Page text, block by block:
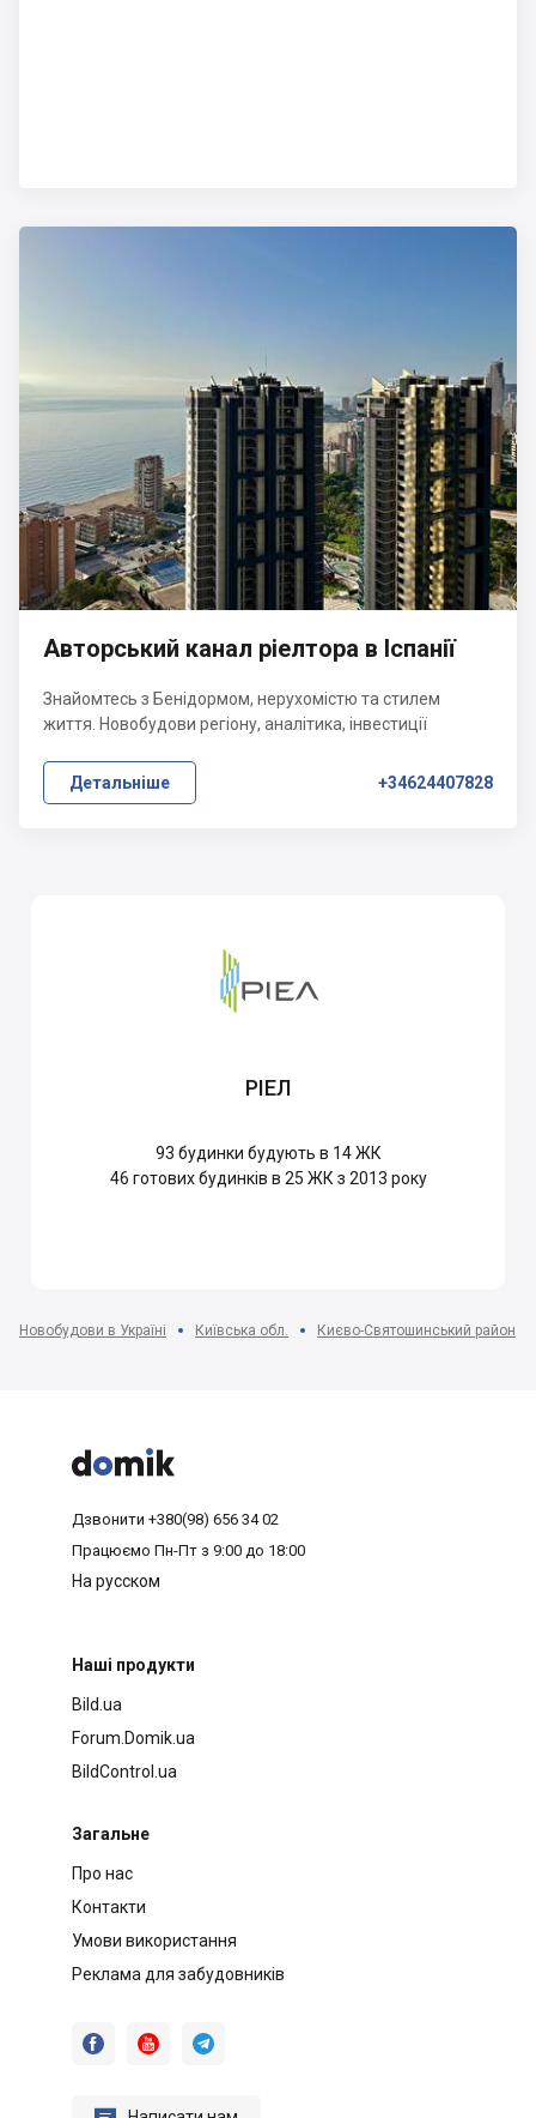
Авторський канал ріелтора в Іспанії
Знайомтесь з Бенідормом, нерухомістю та стилем
життя. Новобудови регіону, аналітика, інвестиції
Детальніше +34624407828
РІЕЛ
93 будинки будують в 14 ЖК
46 готових будинків в 25 ЖК з 2013 року
Новобудови в Україні Київська обл. Києво-Святошинський район



Дзвонити +380(98) 656 34 02
Працюємо Пн-Пт з 9:00 до 18:00
На русском
Наші продукти
Bild.ua
Forum.Domik.ua
BildControl.ua
Загальне
Про нас
Контакти
Умови використання
Реклама для забудовників
  